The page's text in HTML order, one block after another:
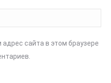
сайта в этом браузере